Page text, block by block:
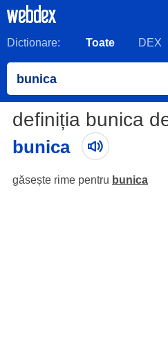
Dictionare: Toate DEX
definiția bunica
bunica
găsește rime pentru bunica